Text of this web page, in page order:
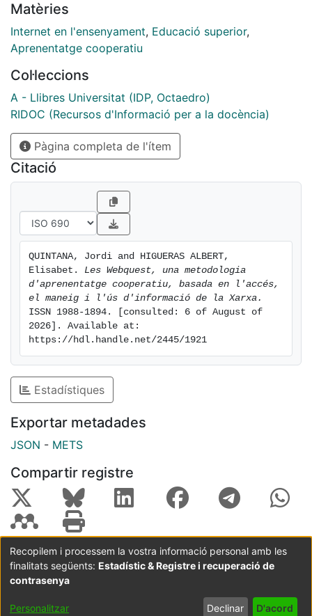
Matèries
Internet en l'ensenyament, Educació superior,
Aprenentatge cooperatiu
Col·leccions
A - Llibres Universitat (IDP, Octaedro)
RIDOC (Recursos d'Informació per a la docència)
Pàgina completa de l'ítem
Citació
QUINTANA, Jordi and HIGUERAS ALBERT,
Elisabet. Les Webquest, una metodologia
d'aprenentatge cooperatiu, basada en l'accés,
el maneig i l'ús d'informació de la Xarxa.
ISSN 1988-1894. [consulted: 6 of August of
2026]. Available at:
https://hdl.handle.net/2445/1921
Estadístiques
Exportar metadades
JSON - METS
Compartir registre
Coordinació:CRAI UB Avís legal
Metadades
subjectes a:
Configuració
de cookies
privadesa
Recopilem i processem la vostra informació personal amb les
finalitats següents: Estadístic & Registre i recuperació de
contrasenya
Personalitzar Declinar D'acord